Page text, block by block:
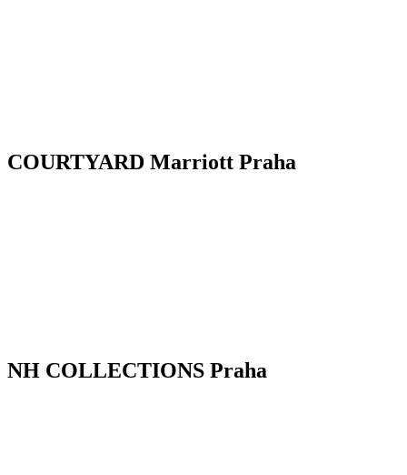
COURTYARD Marriott Praha
NH COLLECTIONS Praha